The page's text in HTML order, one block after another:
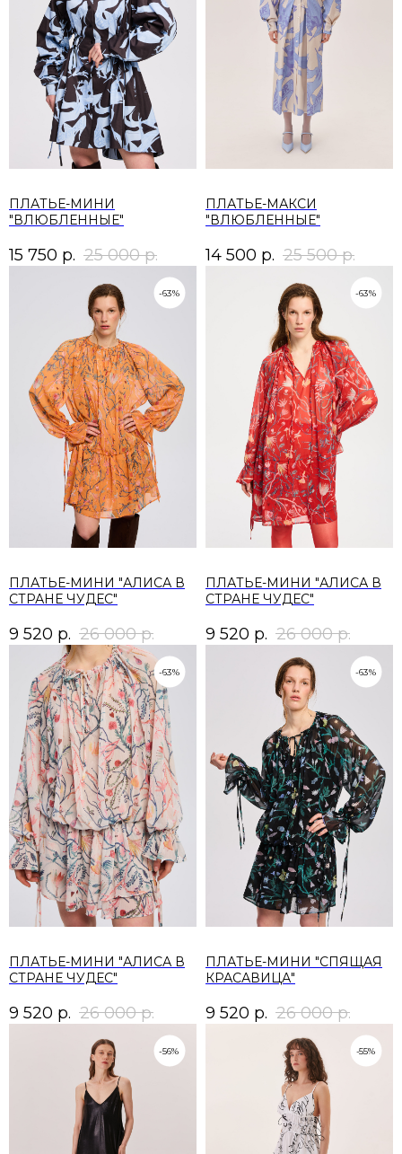
ПЛАТЬЕ-МИНИ
"ВЛЮБЛЕННЫЕ"
15 750 р. 25 000 р.
ПЛАТЬЕ-МАКСИ
"ВЛЮБЛЕННЫЕ"
14 500 р. 25 500 р.
-63%
ПЛАТЬЕ-МИНИ "АЛИСА В
СТРАНЕ ЧУДЕС"
9 520 р. 26 000 р.
-63%
ПЛАТЬЕ-МИНИ "АЛИСА В
СТРАНЕ ЧУДЕС"
9 520 р. 26 000 р.
-63%
ПЛАТЬЕ-МИНИ "АЛИСА В
СТРАНЕ ЧУДЕС"
9 520 р. 26 000 р.
-63%
ПЛАТЬЕ-МИНИ "СПЯЩАЯ
КРАСАВИЦА"
9 520 р. 26 000 р.
-56% -55%